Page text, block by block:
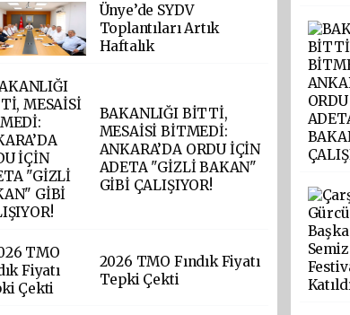
Ünye’de SYDV
Toplantıları Artık
Haftalık
BAKANLIĞI BİTTİ,
MESAİSİ BİTMEDİ:
ANKARA’DA ORDU İÇİN
ADETA "GİZLİ BAKAN"
GİBİ ÇALIŞIYOR!
2026 TMO Fındık Fiyatı
Tepki Çekti